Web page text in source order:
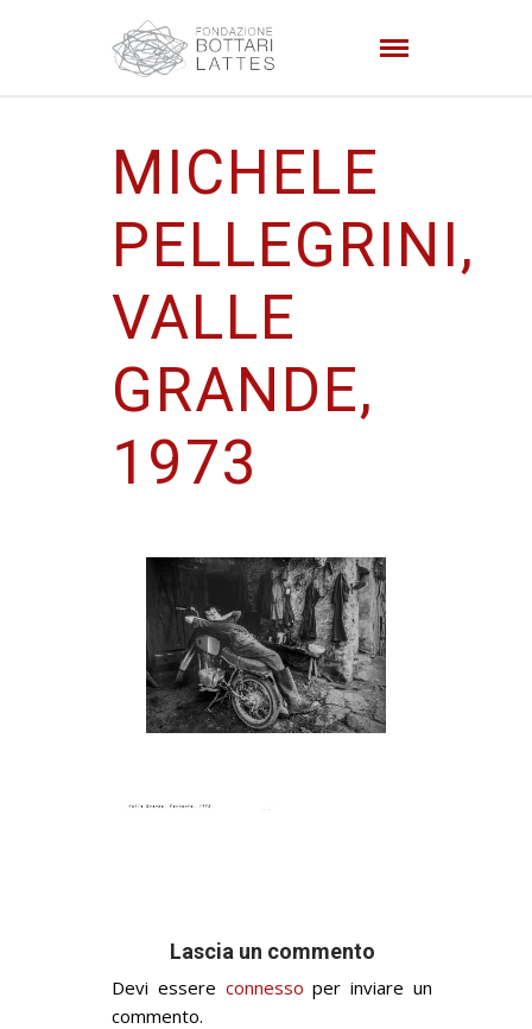
MICHELE
PELLEGRINI,
VALLE
GRANDE,
1973
Lascia un commento
Devi essere connesso per inviare un
commento.